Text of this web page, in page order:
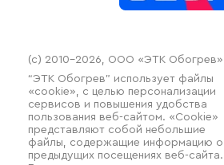
(c) 2010–2026, ООО «ЭТК Обогрев»
“ЭТК Обогрев” использует файлы
«cookie», с целью персонализации
сервисов и повышения удобства
пользования веб-сайтом. «Cookie»
представляют собой небольшие
файлы, содержащие информацию о
предыдущих посещениях веб-сайта.